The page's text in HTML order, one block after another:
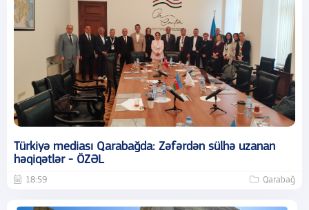
Türkiyə mediası Qarabağda: Zəfərdən sülhə uzanan
həqiqətlər - ÖZƏL
18:59 Qarabağ